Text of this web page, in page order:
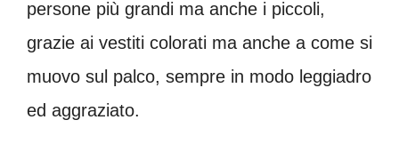
persone più grandi ma anche i piccoli,
grazie ai vestiti colorati ma anche a come si
muovo sul palco, sempre in modo leggiadro
ed aggraziato.